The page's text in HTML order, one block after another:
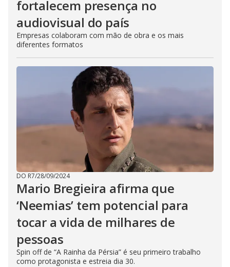
fortalecem presença no
audiovisual do país
Empresas colaboram com mão de obra e os mais
diferentes formatos
DO R7/28/09/2024
Mario Bregieira afirma que
‘Neemias’ tem potencial para
tocar a vida de milhares de
pessoas
Spin off de “A Rainha da Pérsia” é seu primeiro trabalho
como protagonista e estreia dia 30.